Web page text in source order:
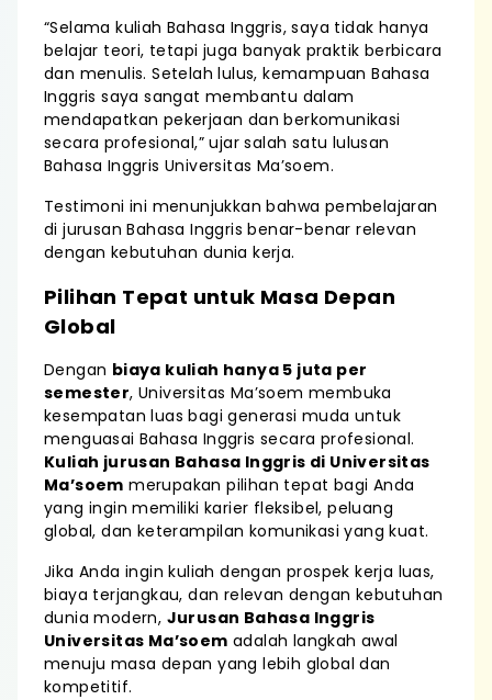
“Selama kuliah Bahasa Inggris, saya tidak hanya
belajar teori, tetapi juga banyak praktik berbicara
dan menulis. Setelah lulus, kemampuan Bahasa
Inggris saya sangat membantu dalam
mendapatkan pekerjaan dan berkomunikasi
secara profesional,” ujar salah satu lulusan
Bahasa Inggris Universitas Ma’soem.
Testimoni ini menunjukkan bahwa pembelajaran
di jurusan Bahasa Inggris benar-benar relevan
dengan kebutuhan dunia kerja.
Pilihan Tepat untuk Masa Depan
Global
Dengan biaya kuliah hanya 5 juta per
semester, Universitas Ma’soem membuka
kesempatan luas bagi generasi muda untuk
menguasai Bahasa Inggris secara profesional.
Kuliah jurusan Bahasa Inggris di Universitas
Ma’soem merupakan pilihan tepat bagi Anda
yang ingin memiliki karier fleksibel, peluang
global, dan keterampilan komunikasi yang kuat.
Jika Anda ingin kuliah dengan prospek kerja luas,
biaya terjangkau, dan relevan dengan kebutuhan
dunia modern, Jurusan Bahasa Inggris
Universitas Ma’soem adalah langkah awal
menuju masa depan yang lebih global dan
kompetitif.